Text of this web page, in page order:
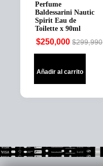
Perfume
Baldessarini Nautic
Spirit Eau de
Toilette x 90ml
$299,990
Original
was:
$250,000
Current
is:
Añadir al carrito